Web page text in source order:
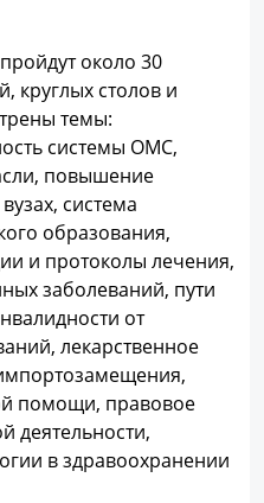
около 30
круглых столов и
темы:
системы ОМС,
повышение
система
образования,
и протоколы лечения,
заболеваний, пути
от
лекарственное
помощи, правовое
деятельности,
в здравоохранении